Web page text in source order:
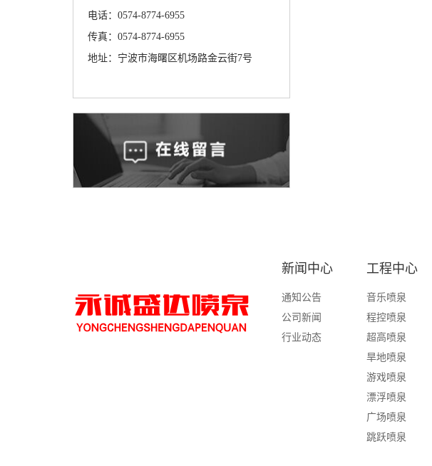
电话：0574-8774-6955
传真：0574-8774-6955
地址：宁波市海曙区机场路金云街7号
新闻中心
通知公告
公司新闻
行业动态
工程中心
音乐喷泉
程控喷泉
超高喷泉
旱地喷泉
游戏喷泉
漂浮喷泉
广场喷泉
跳跃喷泉